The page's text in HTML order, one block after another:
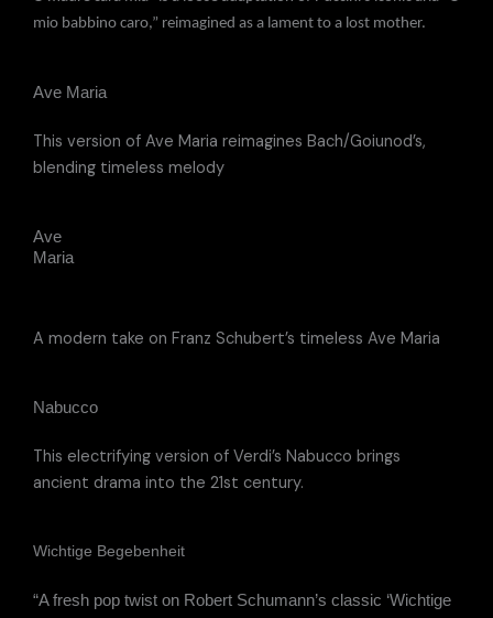
mio babbino caro,” reimagined as a lament to a lost mother.
Ave Maria
This version of Ave Maria reimagines Bach/Goiunod’s,
blending timeless melody
Ave
Maria
A modern take on Franz Schubert’s timeless Ave Maria
Nabucco
This electrifying version of Verdi’s Nabucco brings
ancient drama into the 21st century.
Wichtige Begebenheit
“A fresh pop twist on Robert Schumann’s classic ‘Wichtige